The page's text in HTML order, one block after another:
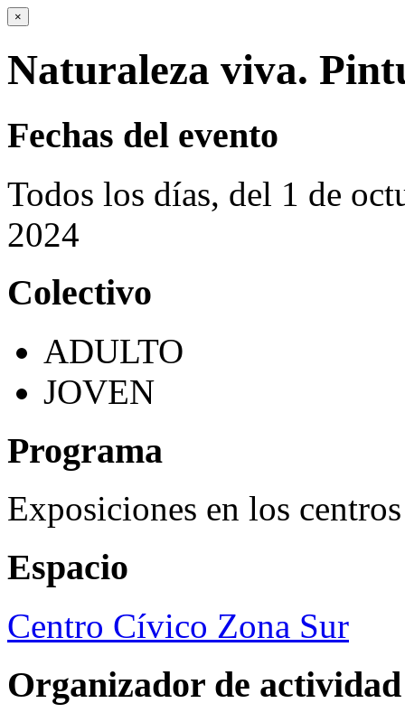
×
Naturaleza viva.
Fechas del evento
Todos los días, del 1 de
2024
Colectivo
ADULTO
JOVEN
Programa
Exposiciones en los
Espacio
Centro Cívico Zona Sur
Organizador de actividad